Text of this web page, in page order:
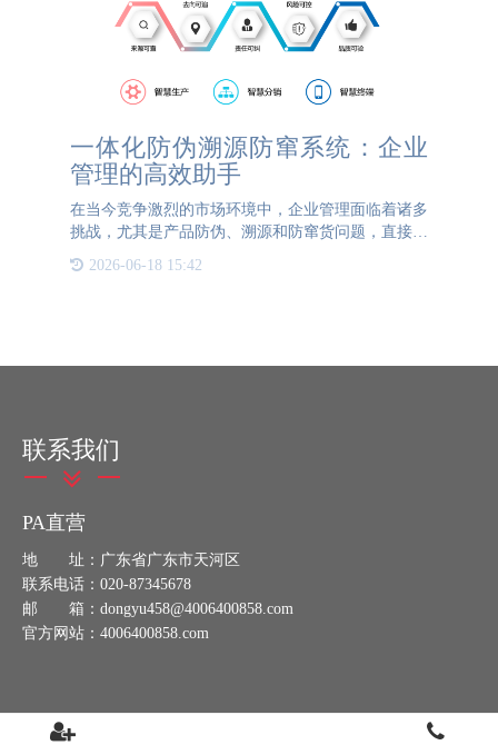
一体化防伪溯源防窜系统：企业
管理的高效助手
在当今竞争激烈的市场环境中，企业管理面临着诸多
挑战，尤其是产品防伪、溯源和防窜货问题，直接关
系到品牌信誉、产品质量和市场秩序。为此，一体化
防伪溯源防窜系统的出现，为企业管理提供了高效而
2026-06-18 15:42
联系我们
PA直营
地 址：广东省广东市天河区
联系电话：020-87345678
邮 箱：dongyu458@4006400858.com
官方网站：4006400858.com